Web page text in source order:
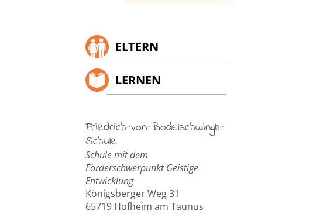
ELTERN
LERNEN
Friedrich-von-Bodelschwingh-
Schule
Schule mit dem
Förderschwerpunkt Geistige
Entwicklung
Königsberger Weg 31
65719 Hofheim am Taunus